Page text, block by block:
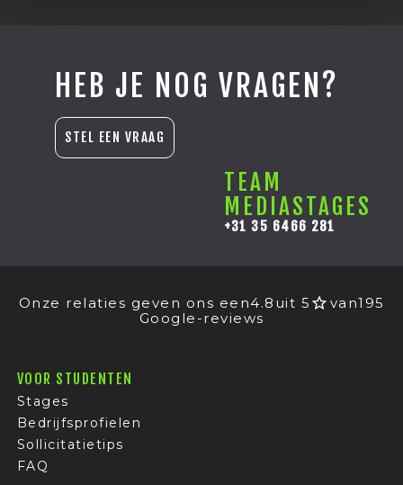
HEB JE NOG VRAGEN?
STEL EEN VRAAG
TEAM
MEDIASTAGES
+31 35 6466 281
Onze relaties geven ons een4.8 uit 5 van195
Google-reviews
VOOR STUDENTEN
Stages
Bedrijfsprofielen
Sollicitatietips
FAQ